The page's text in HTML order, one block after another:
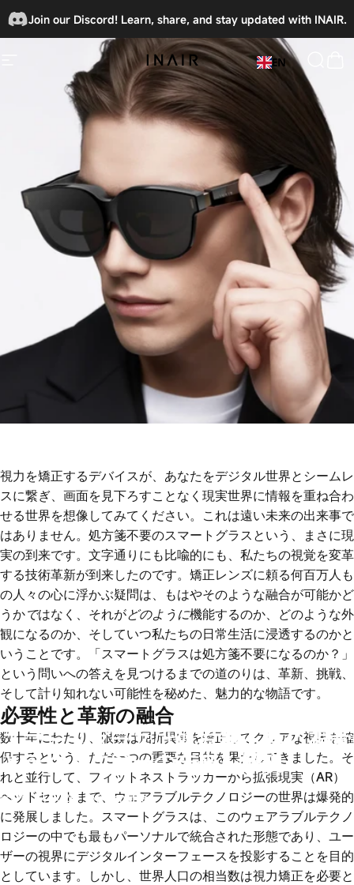
コンテンツへスキップ
Join our Discord! Learn, share, and stay updated with INAIR.
サイトナビゲーション INAIRSPACE EN
スマートグラスは処方箋不要？ 視覚
とテクノロジーの未来を解説
9月 19, 2025 bywangfred
視力を矯正するデバイスが、あなたをデジタル世界とシームレ
スに繋ぎ、画面を見下ろすことなく現実世界に情報を重ね合わ
せる世界を想像してみてください。これは遠い未来の出来事で
はありません。処方箋不要のスマートグラスという、まさに現
実の到来です。文字通りにも比喩的にも、私たちの視覚を変革
する技術革新が到来したのです。矯正レンズに頼る何百万人も
の人々の心に浮かぶ疑問は、もはやそのような融合が可能かど
うかではなく、それがどのように機能するのか、どのような外
観になるのか、そしていつ私たちの日常生活に浸透するのかと
いうことです。「スマートグラスは処方箋不要になるのか？」
という問いへの答えを見つけるまでの道のりは、革新、挑戦、
そして計り知れない可能性を秘めた、魅力的な物語です。
必要性と革新の融合
数十年にわたり、眼鏡は屈折異常を矯正してクリアな視界を確
保するという、ただ一つの重要な目的を果たしてきました。そ
れと並行して、フィットネストラッカーから拡張現実（AR）
ヘッドセットまで、ウェアラブルテクノロジーの世界は爆発的
に発展しました。スマートグラスは、このウェアラブルテクノ
ロジーの中でも最もパーソナルで統合された形態であり、ユー
ザーの視界にデジタルインターフェースを投影することを目的
としています。しかし、世界人口の相当数は視力矯正を必要と